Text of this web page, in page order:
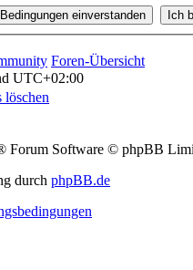
Foren-Übersicht
UTC+02:00
Forum Software © phpBB
durch phpBB.de